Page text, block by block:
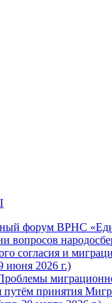
форум ВРНС
вопросов
согласия и
июня 2026 г.)
путём принятия